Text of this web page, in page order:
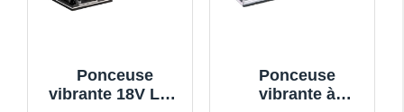
Ponceuse
vibrante 18V LXT
Ponceuse
vibrante à